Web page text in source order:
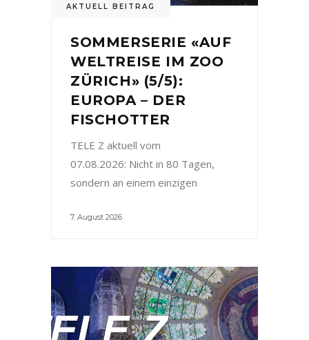
AKTUELL BEITRAG
SOMMERSERIE «AUF
WELTREISE IM ZOO
ZÜRICH» (5/5):
EUROPA – DER
FISCHOTTER
TELE Z aktuell vom
07.08.2026: Nicht in 80 Tagen,
sondern an einem einzigen
7. August 2026